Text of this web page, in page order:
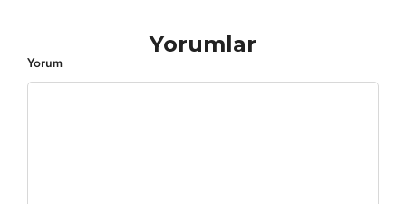
Yorumlar
Yorum